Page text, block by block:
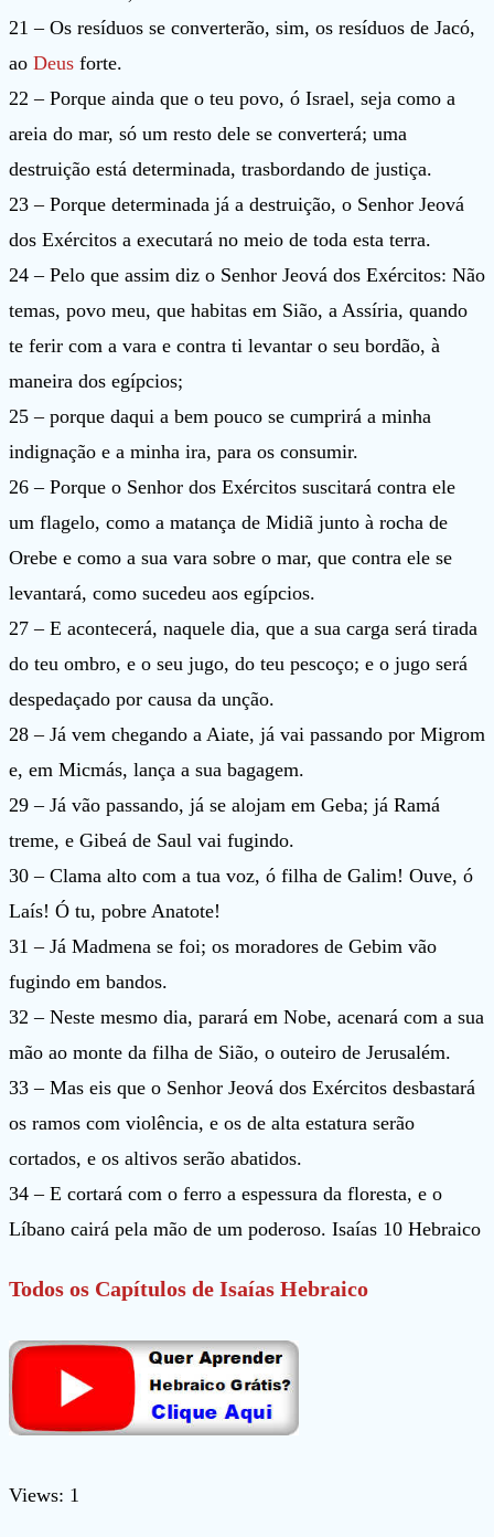
21 – Os resíduos se converterão, sim, os resíduos de Jacó,
ao Deus forte.
22 – Porque ainda que o teu povo, ó Israel, seja como a
areia do mar, só um resto dele se converterá; uma
destruição está determinada, trasbordando de justiça.
23 – Porque determinada já a destruição, o Senhor Jeová
dos Exércitos a executará no meio de toda esta terra.
24 – Pelo que assim diz o Senhor Jeová dos Exércitos: Não
temas, povo meu, que habitas em Sião, a Assíria, quando
te ferir com a vara e contra ti levantar o seu bordão, à
maneira dos egípcios;
25 – porque daqui a bem pouco se cumprirá a minha
indignação e a minha ira, para os consumir.
26 – Porque o Senhor dos Exércitos suscitará contra ele
um flagelo, como a matança de Midiã junto à rocha de
Orebe e como a sua vara sobre o mar, que contra ele se
levantará, como sucedeu aos egípcios.
27 – E acontecerá, naquele dia, que a sua carga será tirada
do teu ombro, e o seu jugo, do teu pescoço; e o jugo será
despedaçado por causa da unção.
28 – Já vem chegando a Aiate, já vai passando por Migrom
e, em Micmás, lança a sua bagagem.
29 – Já vão passando, já se alojam em Geba; já Ramá
treme, e Gibeá de Saul vai fugindo.
30 – Clama alto com a tua voz, ó filha de Galim! Ouve, ó
Laís! Ó tu, pobre Anatote!
31 – Já Madmena se foi; os moradores de Gebim vão
fugindo em bandos.
32 – Neste mesmo dia, parará em Nobe, acenará com a sua
mão ao monte da filha de Sião, o outeiro de Jerusalém.
33 – Mas eis que o Senhor Jeová dos Exércitos desbastará
os ramos com violência, e os de alta estatura serão
cortados, e os altivos serão abatidos.
34 – E cortará com o ferro a espessura da floresta, e o
Líbano cairá pela mão de um poderoso. Isaías 10 Hebraico
Todos os Capítulos de Isaías Hebraico
Views: 1